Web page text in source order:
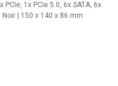
PCIe, 1x PCIe 5.0, 6x SATA, 6x
Noir | 150 x 140 x 86 mm